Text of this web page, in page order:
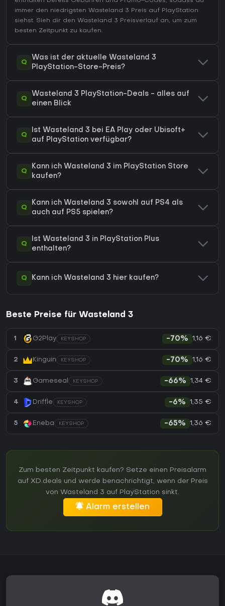
immer den niedrigsten Wasteland 3 Preis auf PlayStation
siehst. Sieh dir den Wasteland 3 Preisverlauf an, um zum
besten Zeitpunkt zu kaufen.
Q
Was ist der aktuelle Wasteland 3
PlayStation-Store-Preis?
Q
Wasteland 3 PlayStation-Deals - alles auf
einen Blick
Q
Ist Wasteland 3 bei EA Play oder Ubisoft+
auf PlayStation verfügbar?
Q
Kann ich Wasteland 3 im PlayStation Store
kaufen?
Q
Kann ich Wasteland 3 sowohl auf PS4 als
auch auf PS5 spielen?
Q
Ist Wasteland 3 in PlayStation Plus
enthalten?
Q Kann ich Wasteland 3 hier kaufen?
Beste Preise für Wasteland 3
1 G2Play KEYSHOP -70% 1,16 €
2 Kinguin KEYSHOP -70% 1,16 €
3 Gameseal KEYSHOP -66% 1,34 €
4 Driffle KEYSHOP -6% 1,35 €
5 Eneba KEYSHOP -65% 1,36 €
Zum besten Zeitpunkt kaufen? Setze einen Preisalarm
auf XD.deals und werde benachrichtigt, wenn der Preis
von Wasteland 3 auf PlayStation sinkt.
Alarm erstellen